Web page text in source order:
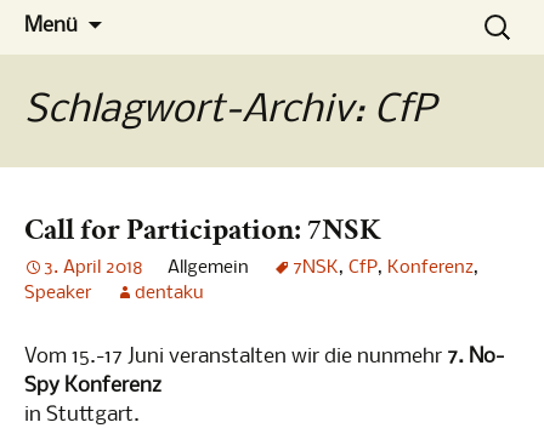
Zum
InhaltNo-Spy
Die Konferenz
Menü
Suchen
nach:
Schlagwort-Archiv: CfP
Call for Participation: 7NSK
3. April 2018 Allgemein 7NSK, CfP, Konferenz,
Speaker
dentaku
Vom 15.-17 Juni veranstalten wir die nunmehr 7. No-
Spy Konferenz
in Stuttgart.